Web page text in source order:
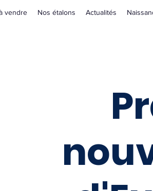
vendre Nos étalons Actualités